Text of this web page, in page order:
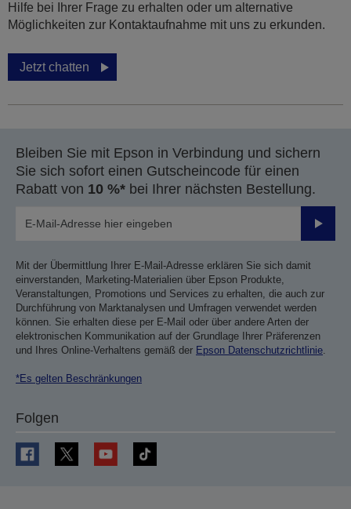
Hilfe bei Ihrer Frage zu erhalten oder um alternative
Möglichkeiten zur Kontaktaufnahme mit uns zu erkunden.
Jetzt chatten
Bleiben Sie mit Epson in Verbindung und sichern
Sie sich sofort einen Gutscheincode für einen
Rabatt von 10 %* bei Ihrer nächsten Bestellung.
Mit der Übermittlung Ihrer E-Mail-Adresse erklären Sie sich damit
einverstanden, Marketing-Materialien über Epson Produkte,
Veranstaltungen, Promotions und Services zu erhalten, die auch zur
Durchführung von Marktanalysen und Umfragen verwendet werden
können. Sie erhalten diese per E-Mail oder über andere Arten der
elektronischen Kommunikation auf der Grundlage Ihrer Präferenzen
und Ihres Online-Verhaltens gemäß der Epson Datenschutzrichtlinie.
*Es gelten Beschränkungen
Folgen